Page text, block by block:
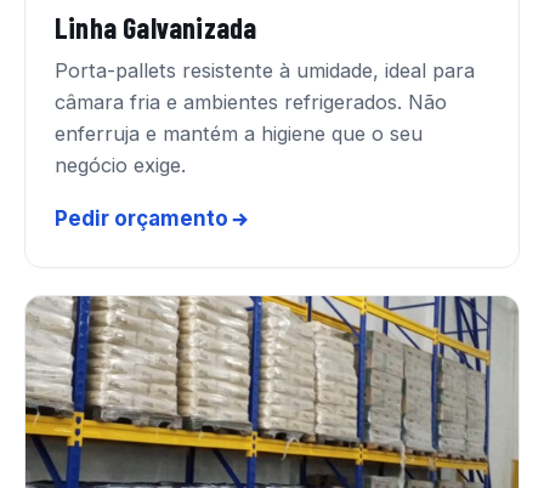
Linha Galvanizada
Porta-pallets resistente à umidade, ideal para
câmara fria e ambientes refrigerados. Não
enferruja e mantém a higiene que o seu
negócio exige.
Pedir orçamento